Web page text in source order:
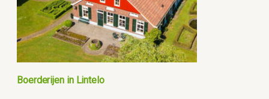
Boerderijen in Lintelo